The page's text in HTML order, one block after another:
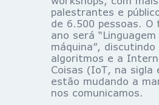
palestrantes e
de 6.500 pessoas. O
ano será “Linguagem
máquina”, discutindo
algoritmos e a
Coisas (IoT, na sigla
estão mudando a
nos comunicamos.